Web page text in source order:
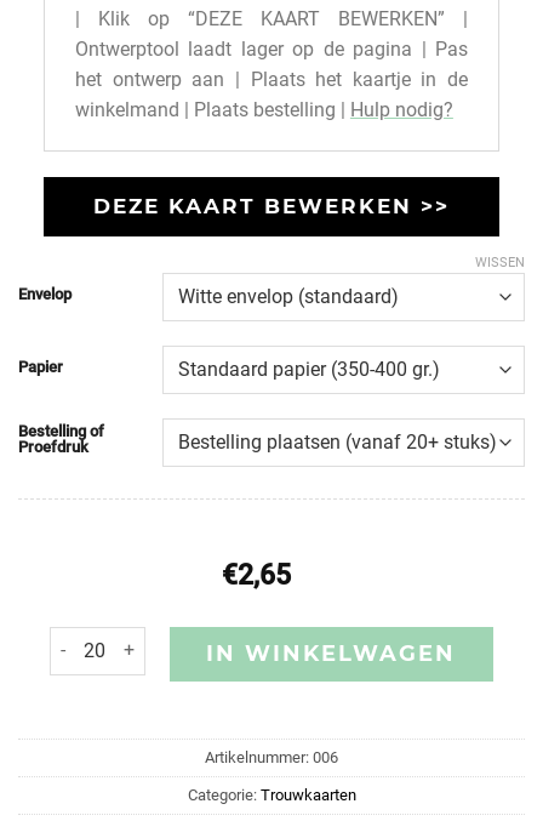
| Klik op “DEZE KAART BEWERKEN” |
Ontwerptool laadt lager op de pagina | Pas
het ontwerp aan | Plaats het kaartje in de
winkelmand | Plaats bestelling |
Hulp nodig?
DEZE KAART BEWERKEN >>
Envelop
Papier
Bestelling of
Proefdruk
WISSEN
€2,65
IN WINKELWAGEN
Artikelnummer: 006
Categorie: Trouwkaarten